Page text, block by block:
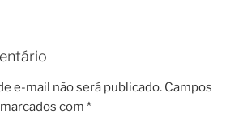
e-mail não será publicado. Campos
com *